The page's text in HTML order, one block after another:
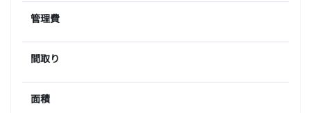
管理費
間取り
面積